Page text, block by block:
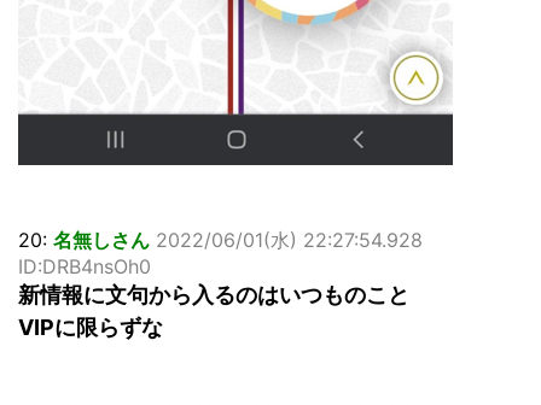
20: 名無しさん 2022/06/01(水) 22:27:54.928
ID:DRB4nsOh0
新情報に文句から入るのはいつものこと
VIPに限らずな